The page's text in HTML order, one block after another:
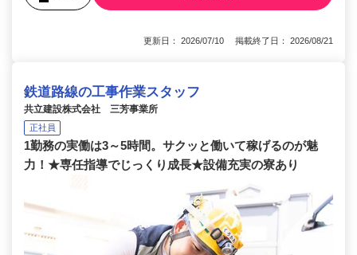
更新日： 2026/07/10 掲載終了日： 2026/08/21
鉄道路線の工事作業スタッフ
共立建設株式会社 三芳事業所
正社員
1勤務の実働は3～5時間。サクッと働いて稼げるのが魅
力！★専任指導でじっくり成長★設備充実の寮あり